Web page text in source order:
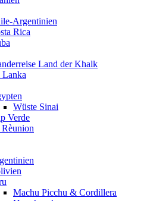
Argentinien
Rica
Land der Khalk
Lanka
Wüste Sinai
Verde
Machu Picchu & Cordillera